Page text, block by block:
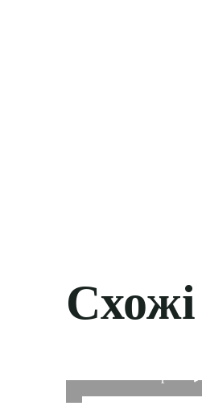
Схожі